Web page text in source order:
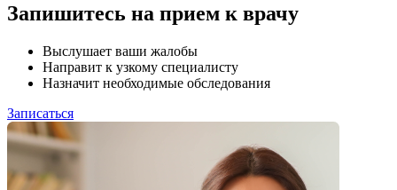
Запишитесь на прием к врачу
Выслушает ваши жалобы
Направит к узкому специалисту
Назначит необходимые обследования
Записаться